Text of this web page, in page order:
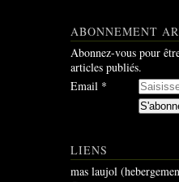
ABONNEMENT
Abonnez-vous pour
articles publiés.
Email
LIENS
mas laujol